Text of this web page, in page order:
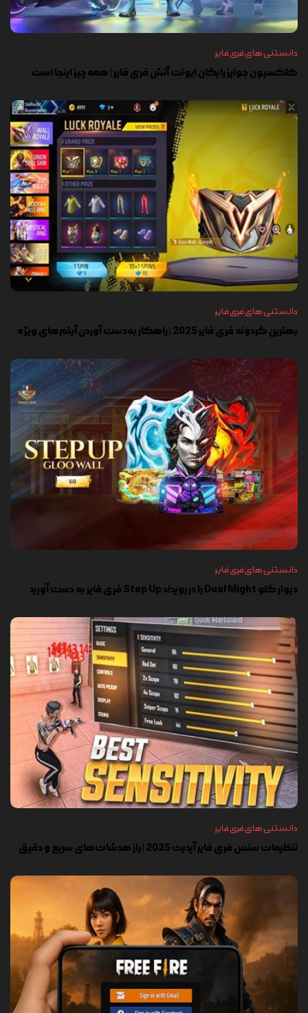
دانستنی های فری فایر
کلکسیون جوایز رایگان ایونت آتش فری فایر | همه چیز اینجا است
دانستنی های فری فایر
بهترین گردونه فری فایر 2025 | راهکار به‌دست آوردن آیتم‌های ویژه
دانستنی های فری فایر
دیوار گلو Dual Might را در رویداد Step Up فری فایر به دست آورید
دانستنی های فری فایر
تنظیمات سنس فری فایر آپدیت 2025 | راز هدشات‌های سریع و دقیق